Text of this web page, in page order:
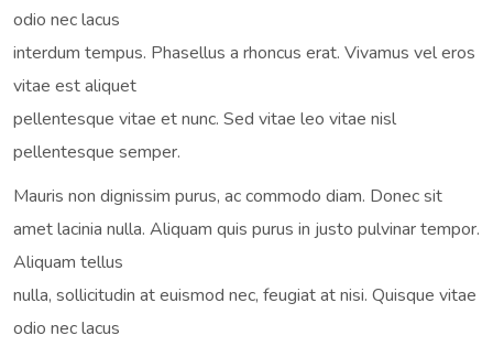
odio nec lacus
interdum tempus. Phasellus a rhoncus erat. Vivamus vel eros
vitae est aliquet
pellentesque vitae et nunc. Sed vitae leo vitae nisl
pellentesque semper.
Mauris non dignissim purus, ac commodo diam. Donec sit
amet lacinia nulla. Aliquam quis purus in justo pulvinar tempor.
Aliquam tellus
nulla, sollicitudin at euismod nec, feugiat at nisi. Quisque vitae
odio nec lacus